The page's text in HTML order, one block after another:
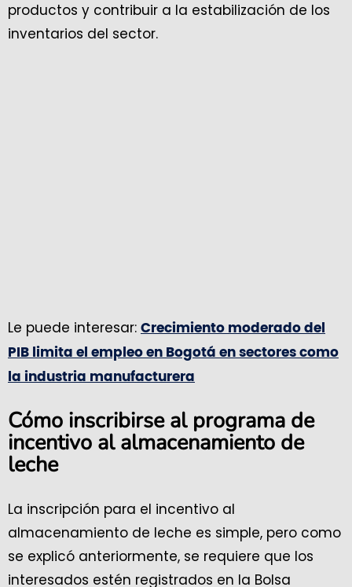
productos y contribuir a la estabilización de los
inventarios del sector.
Le puede interesar: Crecimiento moderado del
PIB limita el empleo en Bogotá en sectores como
la industria manufacturera
Cómo inscribirse al programa de
incentivo al almacenamiento de
leche
La inscripción para el incentivo al
almacenamiento de leche es simple, pero como
se explicó anteriormente, se requiere que los
interesados estén registrados en la Bolsa